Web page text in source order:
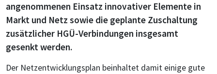
angenommenen Einsatz innovativer Elemente in
Markt und Netz sowie die geplante Zuschaltung
zusätzlicher HGÜ-Verbindungen insgesamt
gesenkt werden.
Der Netzentwicklungsplan beinhaltet damit einige gute